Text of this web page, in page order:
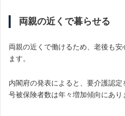
両親の近くで暮らせる
両親の近くで働けるため、老後も
ます。
内閣府の発表によると、要介護認
号被保険者数は年々増加傾向にあり